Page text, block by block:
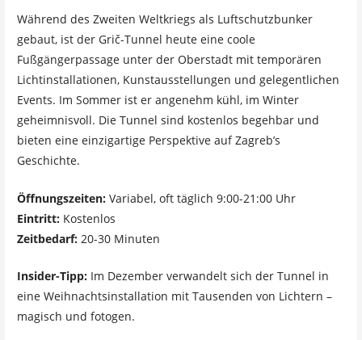
Während des Zweiten Weltkriegs als Luftschutzbunker
gebaut, ist der Grič-Tunnel heute eine coole
Fußgängerpassage unter der Oberstadt mit temporären
Lichtinstallationen, Kunstausstellungen und gelegentlichen
Events. Im Sommer ist er angenehm kühl, im Winter
geheimnisvoll. Die Tunnel sind kostenlos begehbar und
bieten eine einzigartige Perspektive auf Zagreb’s
Geschichte.
Öffnungszeiten:Variabel, oft täglich 9:00-21:00 Uhr
Eintritt:Kostenlos
Zeitbedarf:20-30 Minuten
Insider-Tipp:Im Dezember verwandelt sich der Tunnel in
eine Weihnachtsinstallation mit Tausenden von Lichtern –
magisch und fotogen.